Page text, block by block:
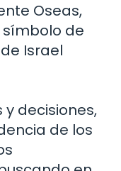
Oseas,
símbolo de
Israel
decisiones,
de los